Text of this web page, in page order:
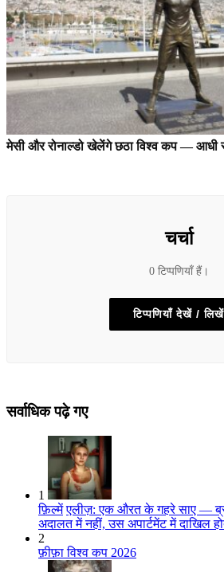
मेसी और रोनाल्डो खेलेंगे छठा विश्व कप — आधी
चर्चा
0 टिप्पणियाँ हैं।
टिप्पणियाँ देखें / लिखें
सर्वाधिक पढ़े गए
1
फ़िल्में एलीज़: एक औरत के गहरे साए —
अदालत में नहीं, उस अपार्टमेंट में दाखिल
2
फ़ीफ़ा विश्व कप 2026